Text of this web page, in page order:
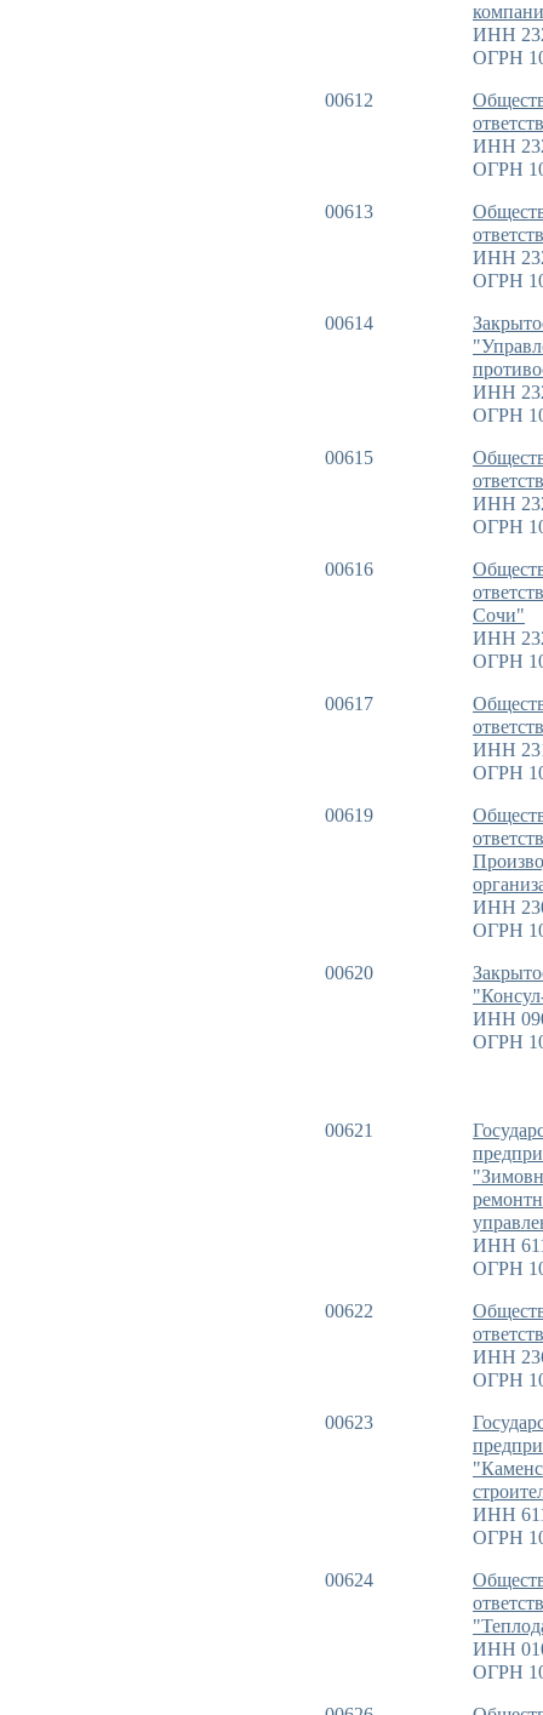
ИНН
ОГРН
00612
ИНН
ОГРН
00613
ИНН
ОГРН
00614
ИНН
ОГРН
00615
ИНН
ОГРН
00616
Сочи"
ИНН
ОГРН
00617
ИНН
ОГРН
00619
ИНН
ОГРН
00620
ИНН
ОГРН
00621
ИНН
ОГРН
00622
ИНН
ОГРН
00623
ИНН
ОГРН
00624
ИНН
ОГРН